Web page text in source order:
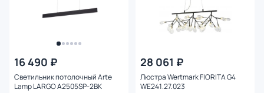
16 490 ₽
Светильник потолочный Arte
Lamp LARGO A2505SP-2BK
28 061 ₽
Люстра Wertmark FIORITA G4
WE241.27.023